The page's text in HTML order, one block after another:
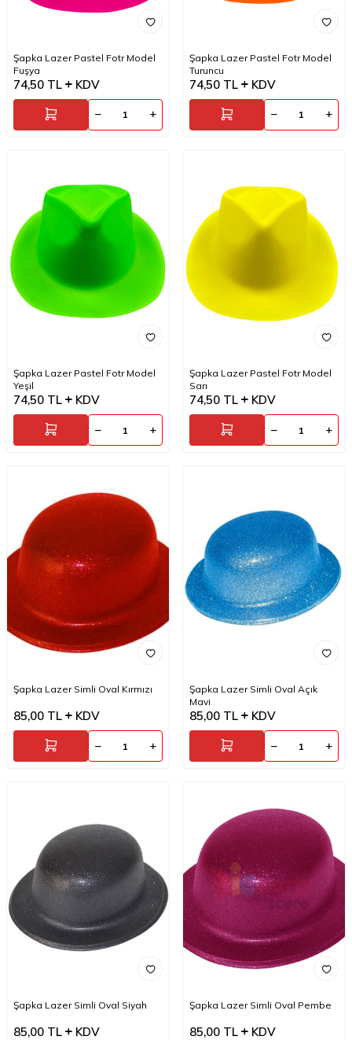
Şapka Lazer Pastel Fotr Model
Fuşya
74,50 TL KDV
Şapka Lazer Pastel Fotr Model
Turuncu
74,50 TL KDV
Şapka Lazer Pastel Fotr Model
Yeşil
74,50 TL KDV
Şapka Lazer Pastel Fotr Model
Sarı
74,50 TL KDV
Şapka Lazer Simli Oval Kırmızı
85,00 TL KDV
Şapka Lazer Simli Oval Açık
Mavi
85,00 TL KDV
Şapka Lazer Simli Oval Siyah
85,00 TL KDV
Şapka Lazer Simli Oval Pembe
85,00 TL KDV